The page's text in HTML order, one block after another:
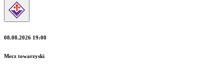
08.08.2026 19:00
Mecz towarzyski